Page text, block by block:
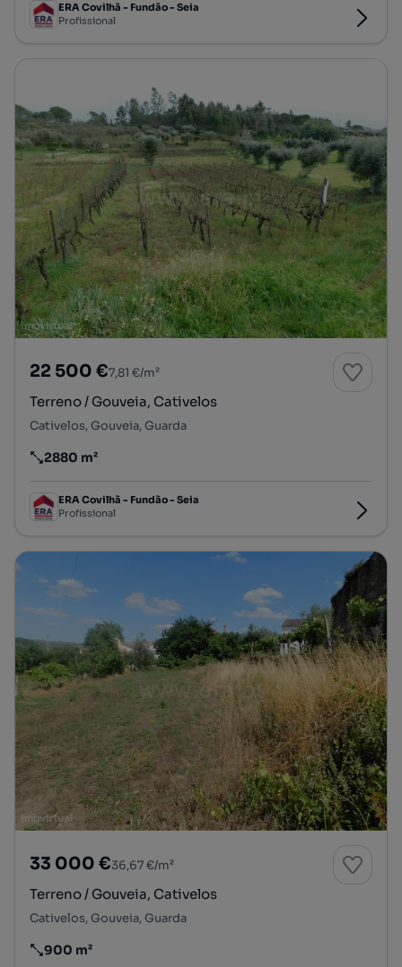
ERA Covilhã - Fundão - Seia
Profissional
22 500 €7,81 €/m²
Terreno / Gouveia, Cativelos
Cativelos, Gouveia, Guarda
Preço por metro quadrado
2880 m²
ERA Covilhã - Fundão - Seia
Profissional
33 000 €36,67 €/m²
Terreno / Gouveia, Cativelos
Cativelos, Gouveia, Guarda
Preço por metro quadrado
900 m²